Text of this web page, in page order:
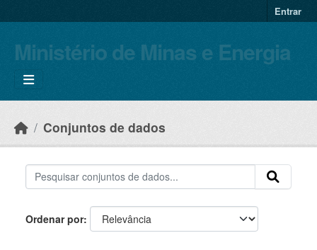
Entrar
Ministério de Minas e Energia
Conjuntos de dados
Ordenar por